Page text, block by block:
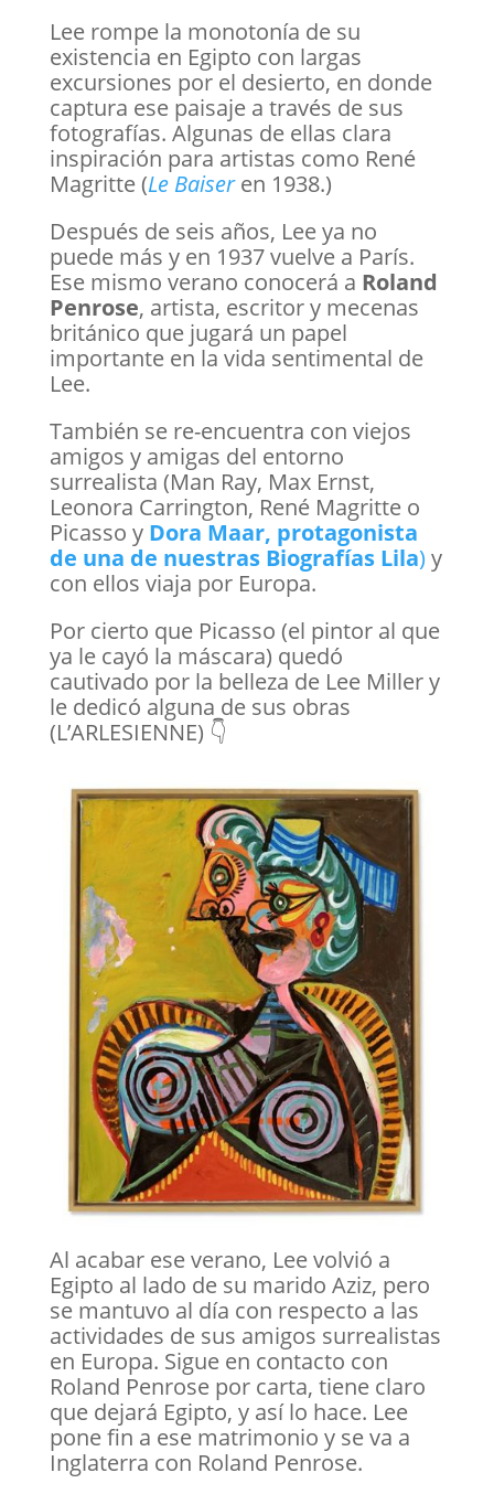
Lee rompe la monotonía de su
existencia en Egipto con largas
excursiones por el desierto, en donde
captura ese paisaje a través de sus
fotografías. Algunas de ellas clara
inspiración para artistas como René
Magritte (Le Baiseren 1938.)
Después de seis años, Lee ya no
puede más y en 1937 vuelve a París.
Ese mismo verano conocerá a Roland
Penrose, artista, escritor y mecenas
británico que jugará un papel
importante en la vida sentimental de
Lee.
También se re-encuentra con viejos
amigos y amigas del entorno
surrealista (Man Ray, Max Ernst,
Leonora Carrington, René Magritte o
Picasso y Dora Maar, protagonista
de una de nuestras Biografías Lila) y
con ellos viaja por Europa.
Por cierto que Picasso (el pintor al que
ya le cayó la máscara) quedó
cautivado por la belleza de Lee Miller y
le dedicó alguna de sus obras
(L’ARLESIENNE) 👇
Al acabar ese verano, Lee volvió a
Egipto al lado de su marido Aziz, pero
se mantuvo al día con respecto a las
actividades de sus amigos surrealistas
en Europa. Sigue en contacto con
Roland Penrose por carta, tiene claro
que dejará Egipto, y así lo hace. Lee
pone fin a ese matrimonio y se va a
Inglaterra con Roland Penrose.